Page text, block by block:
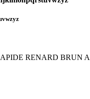
RENARD